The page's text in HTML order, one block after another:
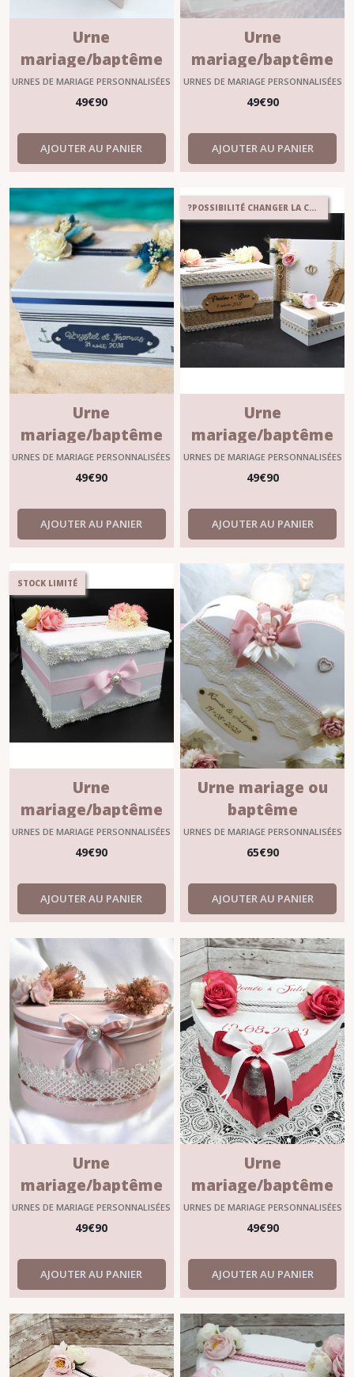
Urne
mariage/baptême
personnalisable
?"FLORINE" rose
URNES DE MARIAGE PERSONNALISÉES
49€90
AJOUTER AU PANIER
Urne
mariage/baptême
personnalisable
modèle "JUSTINE"
URNES DE MARIAGE PERSONNALISÉES
49€90
AJOUTER AU PANIER
Urne
mariage/baptême
personnalisable
modèle Moana
URNES DE MARIAGE PERSONNALISÉES
49€90
AJOUTER AU PANIER
?POSSIBILITÉ CHANGER LA COULEUR DES FLEURS ?
Urne
mariage/baptême
personnalisable
modèle "PAULINE"
URNES DE MARIAGE PERSONNALISÉES
49€90
AJOUTER AU PANIER
STOCK LIMITÉ
Urne
mariage/baptême
en blanc et rose
personnalisable
URNES DE MARIAGE PERSONNALISÉES
49€90
AJOUTER AU PANIER
Urne mariage ou
baptême
personnalisée vieux
rose – “Mélorine”
URNES DE MARIAGE PERSONNALISÉES
65€90
AJOUTER AU PANIER
Urne
mariage/baptême
personnalisable
?"FLORINE" rose
URNES DE MARIAGE PERSONNALISÉES
49€90
AJOUTER AU PANIER
Urne
mariage/baptême
en blanc et rouge
personnalisée
URNES DE MARIAGE PERSONNALISÉES
49€90
AJOUTER AU PANIER